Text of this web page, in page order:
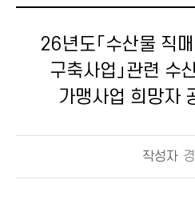
26년도「수산물 직
구축사업」관련 수
가맹사업 희망자
작성자